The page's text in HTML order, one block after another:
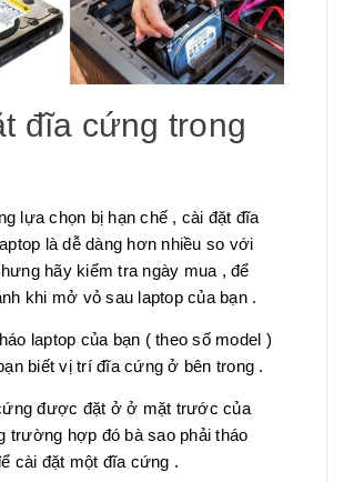
đĩa cứng trong
lựa chọn bị hạn chế , cài đặt đĩa
là dễ dàng hơn nhiều so với
hãy kiểm tra ngày mua , để
khi mở vỏ sau laptop của bạn .
laptop của bạn ( theo số model )
biết vị trí đĩa cứng ở bên trong .
được đặt ở ở mặt trước của
trường hợp đó bà sao phải tháo
cài đặt một đĩa cứng .